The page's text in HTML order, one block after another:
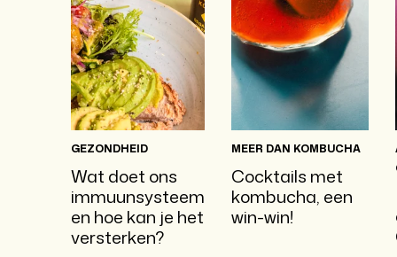
GEZONDHEID
Wat doet ons
immuunsysteem
en hoe kan je het
versterken?
MEER DAN KOMBUCHA
Cocktails met
kombucha, een
win-win!